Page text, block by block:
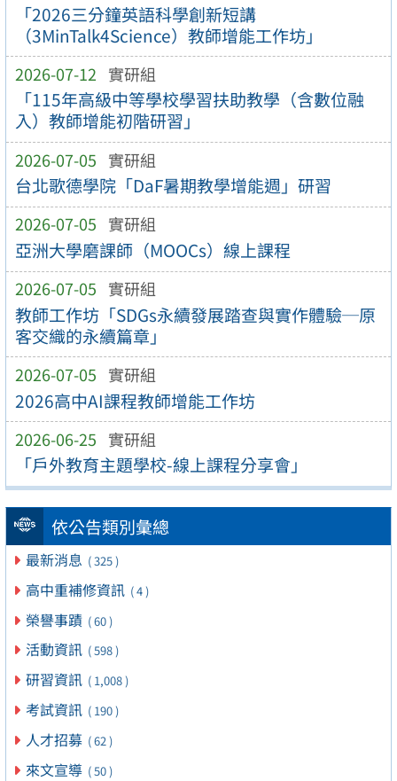
「2026三分鐘英語科學創新短講
（3MinTalk4Science）教師增能工作坊」
2026-07-12 實研組
「115年高級中等學校學習扶助教學（含數位融
入）教師增能初階研習」
2026-07-05 實研組
台北歌德學院「DaF暑期教學增能週」研習
2026-07-05 實研組
亞洲大學磨課師（MOOCs）線上課程
2026-07-05 實研組
教師工作坊「SDGs永續發展踏查與實作體驗─原
客交織的永續篇章」
2026-07-05 實研組
2026高中AI課程教師增能工作坊
2026-06-25 實研組
「戶外教育主題學校-線上課程分享會」
依公告類別彙總
最新消息 ( 325 )
高中重補修資訊 ( 4 )
榮譽事蹟 ( 60 )
活動資訊 ( 598 )
研習資訊 ( 1,008 )
考試資訊 ( 190 )
人才招募 ( 62 )
來文宣導 ( 50 )